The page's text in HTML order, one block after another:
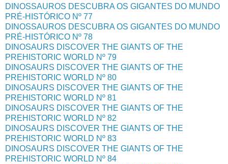
DINOSSAUROS DESCUBRA OS GIGANTES DO MUNDO
PRÉ-HISTÓRICO Nº 77
DINOSSAUROS DESCUBRA OS GIGANTES DO MUNDO
PRÉ-HISTÓRICO Nº 78
DINOSAURS DISCOVER THE GIANTS OF THE
PREHISTORIC WORLD Nº 79
DINOSAURS DISCOVER THE GIANTS OF THE
PREHISTORIC WORLD Nº 80
DINOSAURS DISCOVER THE GIANTS OF THE
PREHISTORIC WORLD Nº 81
DINOSAURS DISCOVER THE GIANTS OF THE
PREHISTORIC WORLD Nº 82
DINOSAURS DISCOVER THE GIANTS OF THE
PREHISTORIC WORLD Nº 83
DINOSAURS DISCOVER THE GIANTS OF THE
PREHISTORIC WORLD Nº 84